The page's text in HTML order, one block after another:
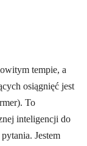
tempie, a
osiągnięć jest
To
inteligencji do
Jestem